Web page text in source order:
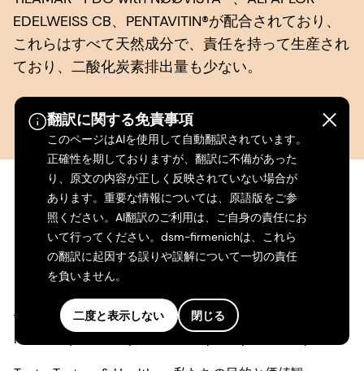
EDELWEISS CB、PENTAVITIN®が配合されており、
これらはすべて天然成分で、責任を持って生産され
ており、二酸化炭素排出量も少ない。
翻訳に関する免責事項
このページはAIを使用して自動翻訳されています。
正確性を期しておりますが、翻訳に不備があった
り、原文の内容が正しく反映されていない場合が
あります。重要な情報については、原語版をご参
照ください。AI翻訳のご利用は、ご自身の責任にお
いて行ってください。dsm-firmenichは、これら
の翻訳に起因する誤りや誤解について一切の責任
を負いません。
二度と表示しない 閉じる
当社の事業
Perfumery & Beauty
弊社